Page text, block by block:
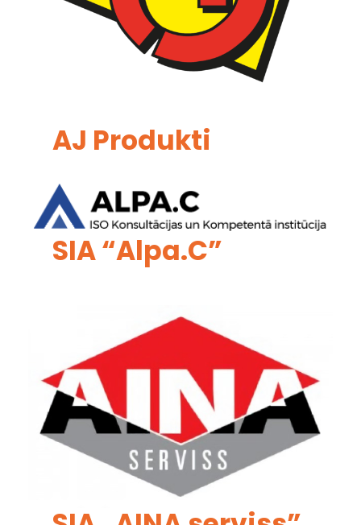
AJ Produkti
SIA “Alpa.C”